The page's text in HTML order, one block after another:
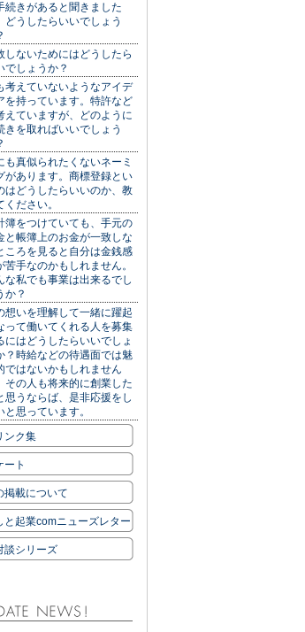
続きがあると聞きました
どうしたらいいでしょう
しないためにはどうしたら
でしょうか？
考えていないようなアイデ
を持っています。特許など
えていますが、どのように
きを取ればいいでしょう
も真似られたくないネーミ
があります。商標登録とい
はどうしたらいいのか、教
ください。
簿をつけていても、手元の
と帳簿上のお金が一致しな
ころを見ると自分は金銭感
苦手なのかもしれません。
な私でも事業は出来るでし
か？
想いを理解して一緒に躍起
って働いてくれる人を募集
にはどうしたらいいでしょ
？時給などの待遇面では魅
ではないかもしれません
その人も将来的に創業した
思うならば、是非応援をし
と思っています。
ンク集
ート
掲載について
と起業comニューズレター
談シリーズ